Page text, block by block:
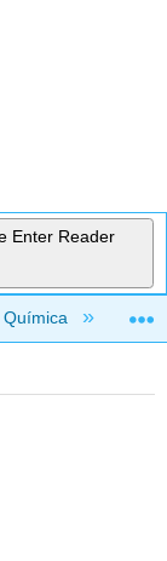
Enter Reader
Química